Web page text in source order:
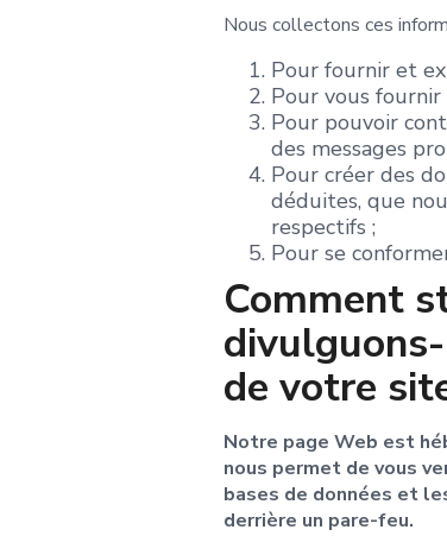
Nous collectons ces
Pour fournir et
Pour vous
Pour pouvoir
des messages
Pour créer des
déduites, que
respectifs ;
Pour se
Comment
de votre
Notre page Web est
nous permet de vous
bases de données et
derrière un pare-feu.